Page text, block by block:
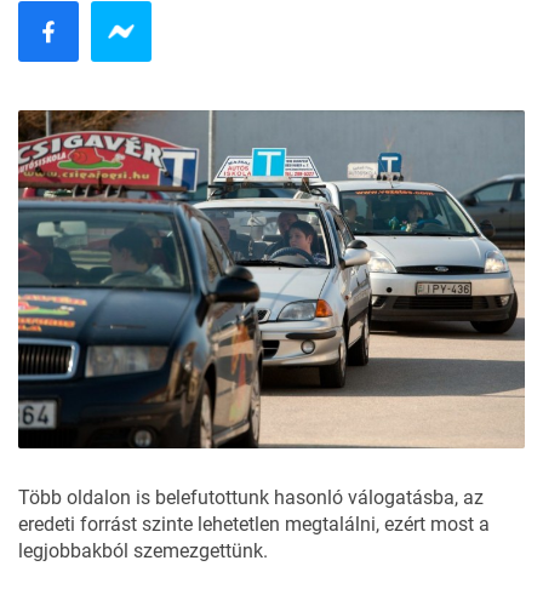
Több oldalon is belefutottunk hasonló válogatásba, az
eredeti forrást szinte lehetetlen megtalálni, ezért most a
legjobbakból szemezgettünk.